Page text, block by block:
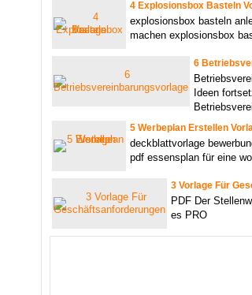
4 Explosionsbox Basteln
explosionsbox basteln
machen explosionsbox
6
Ideen
5 Werbeplan Erstellen
deckblattvorlage
pdf essensplan für eine
3 Vorlage Für
PDF Der
es PRO